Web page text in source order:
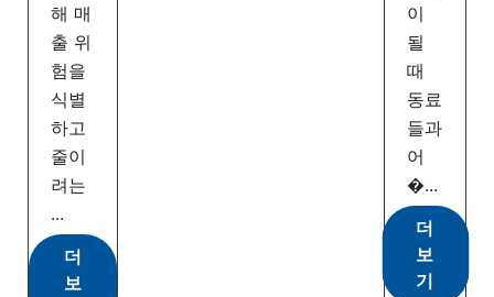
해 매
출 위
험을
식별
하고
줄이
려는
...
더
보
이
될
때
동료
들과
어
�...
더
보
기